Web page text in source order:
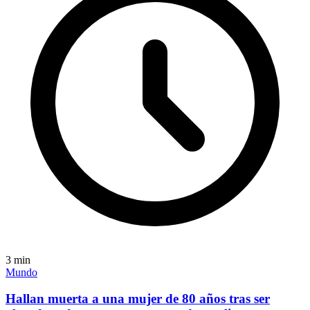
3 min
Mundo
Hallan muerta a una mujer de 80 años tras ser